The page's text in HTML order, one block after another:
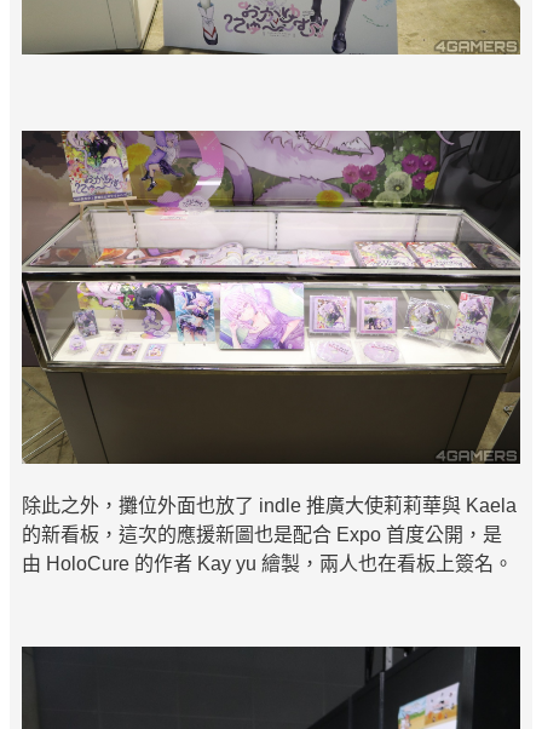
除此之外，攤位外面也放了 indle 推廣大使莉莉華與 Kaela
的新看板，這次的應援新圖也是配合 Expo 首度公開，是
由 HoloCure 的作者 Kay yu 繪製，兩人也在看板上簽名。